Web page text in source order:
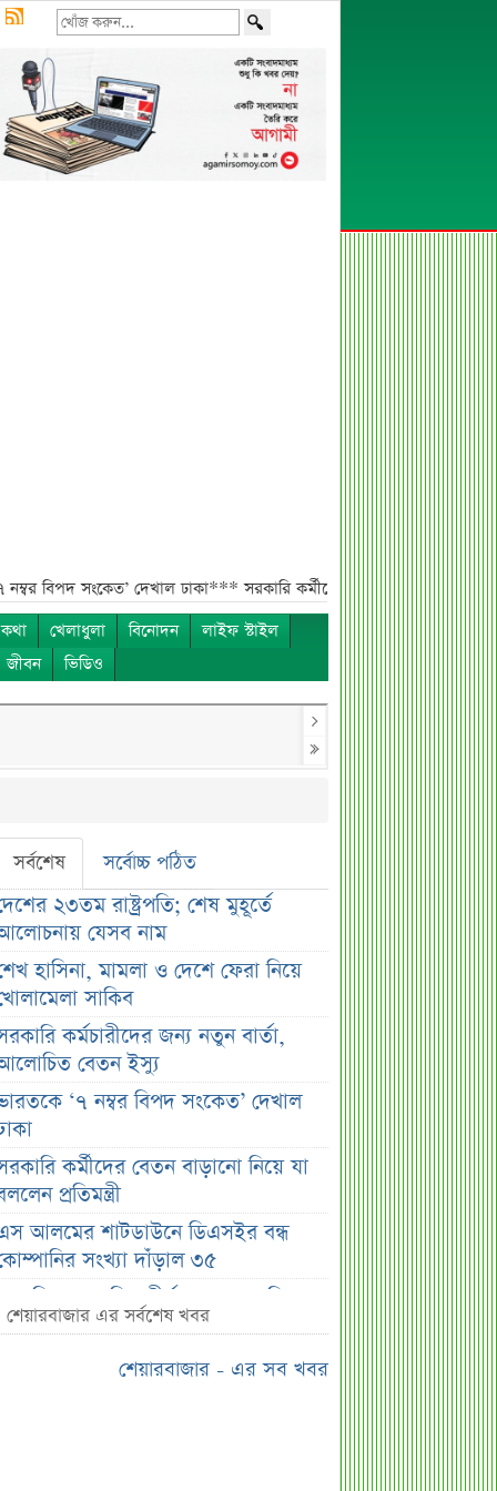
দেখাল ঢাকা*** সরকারি কর্মীদের বেতন বাড়ানো নিয়ে যা বললেন
খেলাধুলা বিনোদন
লাইফ স্টাইল
জীবন ভিডিও
সর্বশেষ সর্বোচ্চ পঠিত
২৩তম রাষ্ট্রপতি; শেষ মুহূর্তে
যেসব নাম
হাসিনা, মামলা ও দেশে ফেরা নিয়ে
সাকিব
কর্মচারীদের জন্য নতুন বার্তা,
বেতন ইস্যু
‘৭ নম্বর বিপদ সংকেত’ দেখাল
কর্মীদের বেতন বাড়ানো নিয়ে যা
প্রতিমন্ত্রী
আলমের শাটডাউনে ডিএসইর বন্ধ
সংখ্যা দাঁড়াল ৩৫
সাপ্তাহিক দর বৃদ্ধির শীর্ষ ১০ কোম্পানি
দর পতনের শীর্ষ ১০ কোম্পানি
সাপ্তাহিক লেনদেনের শীর্ষ ১০ কোম্পানি
শেয়ারবাজার এর সর্বশেষ খবর
শেয়ারবাজার - এর সব খবর